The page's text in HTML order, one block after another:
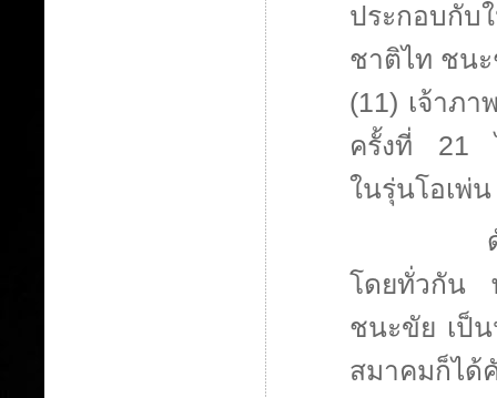
ประกอบกั
ชาติไท ชน
(11) เจ้าภ
ครั้งที่ 21
ในรุ่นโอเพ่
โดยทั่วกัน
ชนะขัย เป็
สมาคมก็ได้